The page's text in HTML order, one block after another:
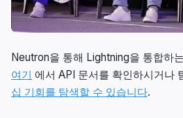
Neutron을 통해 Lightning을 통합하
여기 에서 API 문서를 확인하시거나
십 기회를 탐색할 수 있습니다.